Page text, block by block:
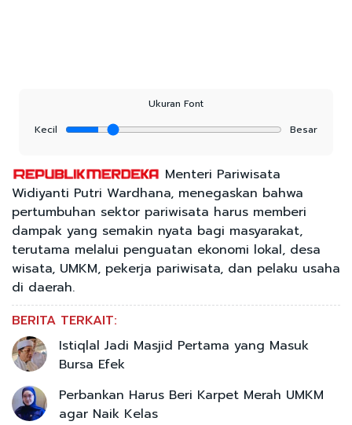
Ukuran Font
Kecil
Besar
Menteri Pariwisata
Widiyanti Putri Wardhana, menegaskan bahwa
pertumbuhan sektor pariwisata harus memberi
dampak yang semakin nyata bagi masyarakat,
terutama melalui penguatan ekonomi lokal, desa
wisata, UMKM, pekerja pariwisata, dan pelaku usaha
di daerah.
BERITA TERKAIT:
Istiqlal Jadi Masjid Pertama yang Masuk
Bursa Efek
Perbankan Harus Beri Karpet Merah UMKM
agar Naik Kelas